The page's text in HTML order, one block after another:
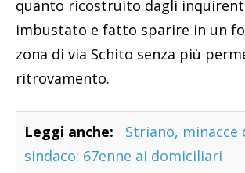
quanto ricostruito dagli
imbustato e fatto sparire in un
zona di via Schito senza più
ritrovamento.
Leggi anche:
Striano, minacce
sindaco: 67enne ai domiciliari